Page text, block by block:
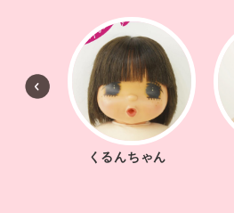
くるんちゃん